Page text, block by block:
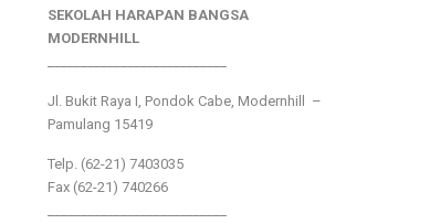
SEKOLAH HARAPAN BANGSA
MODERNHILL
Jl. Bukit Raya I, Pondok Cabe, Modernhill –
Pamulang 15419
Telp. (62-21) 7403035
Fax (62-21) 740266